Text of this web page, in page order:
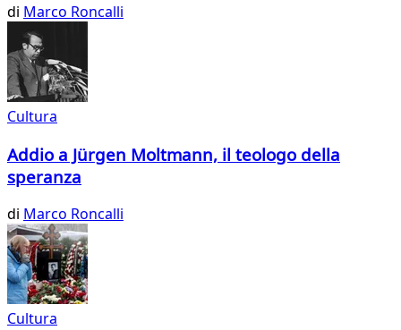
di Marco Roncalli
Cultura
Addio a Jürgen Moltmann, il teologo della
speranza
di Marco Roncalli
Cultura